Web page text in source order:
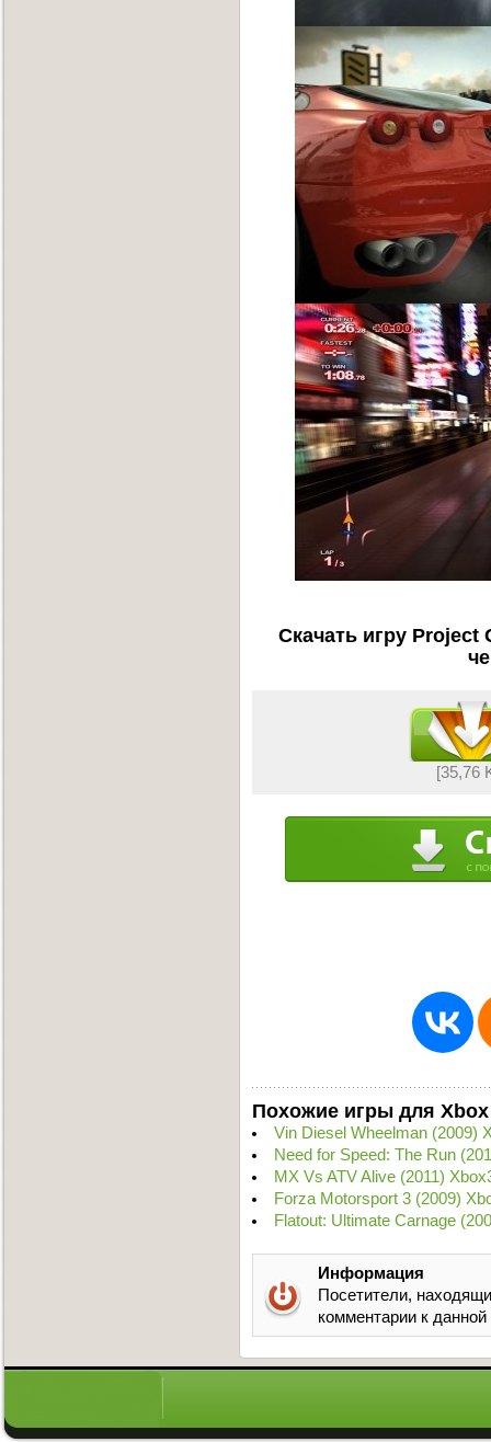
Скачать игру Project
[35,76
Похожие игры для Xbox
Vin Diesel Wheelman (2009)
Need for Speed: The Run
MX Vs ATV Alive (2011)
Forza Motorsport 3 (2009)
Flatout: Ultimate Carnage
Информация
Посетители,
комментарии к